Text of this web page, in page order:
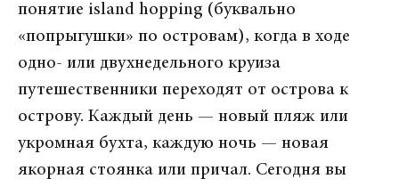
понятие island hopping (буквально
«попрыгушки» по островам), когда в ходе
одно- или двухнедельного круиза
путешественники переходят от острова к
острову. Каждый день — новый пляж или
укромная бухта, каждую ночь — новая
якорная стоянка или причал. Сегодня вы